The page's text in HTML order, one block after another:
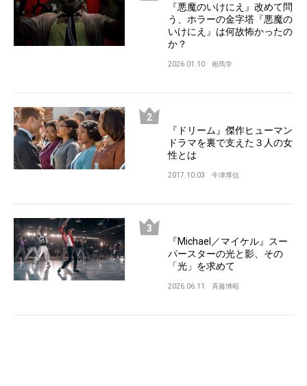
『悪魔のいけにえ』改めて問
う、ホラーの金字塔『悪魔の
いけにえ』は何故怖かったの
か？
2026.01.10 相馬学
『ドリーム』傑作ヒューマン
ドラマを裏で支えた３人の女
性とは
2017.10.03 牛津厚信
『Michael／マイケル』スー
パースターの光と影、その
「光」を求めて
2026.06.11 斉藤博昭